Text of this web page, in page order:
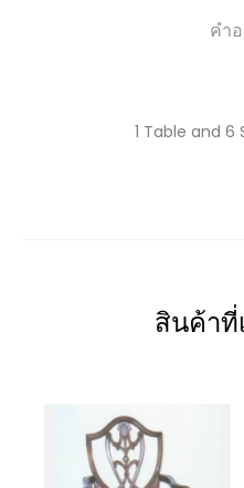
คำ
1 Table and 6
สินค้าที่